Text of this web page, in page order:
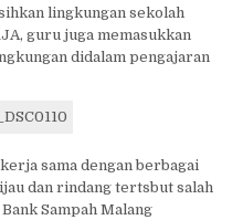
lingkungan sekolah
guru juga memasukkan
didalam pengajaran
sama dengan berbagai
dan rindang tertsbut salah
Sampah Malang